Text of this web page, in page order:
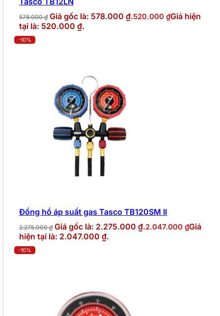
578.000₫ Giá gốc là: 578.000 ₫.520.000 ₫Giá hiện
tại là: 520.000 ₫.
-10%
Đồng hồ áp suất gas Tasco TB120SM II
2.275.000₫ Giá gốc là: 2.275.000 ₫.2.047.000 ₫Giá
hiện tại là: 2.047.000 ₫.
-10%